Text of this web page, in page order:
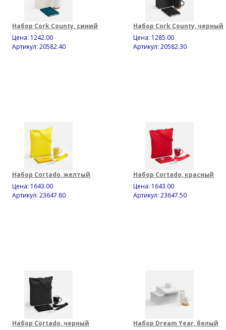
Набор Cork County, синий
Цена: 1242.00
Артикул: 20582.40
Набор Cork County, черный
Цена: 1285.00
Артикул: 20582.30
Набор Cortado, желтый
Цена: 1643.00
Артикул: 23647.80
Набор Cortado, красный
Цена: 1643.00
Артикул: 23647.50
Набор Cortado, черный
Набор Dream Year, белый